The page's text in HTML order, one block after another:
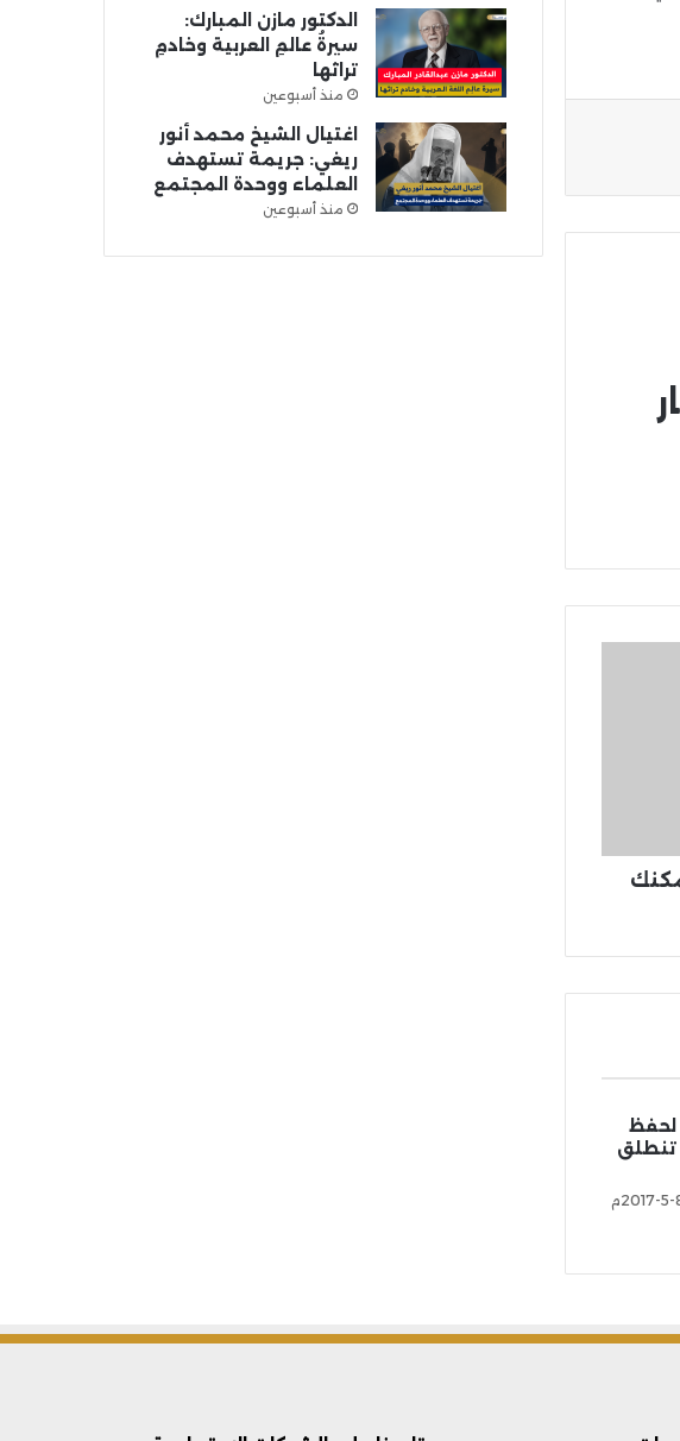
لحفظ
تنطلق
الدكتور مازن المبارك:
سيرةُ عالمِ العربية وخادمِ
تراثها
منذ أسبوعين
اغتيال الشيخ محمد أنور
ريغي: جريمة تستهدف
العلماء ووحدة المجتمع
منذ أسبوعين